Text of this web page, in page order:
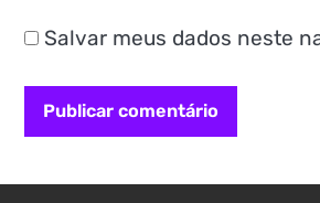
Salvar meus dados neste